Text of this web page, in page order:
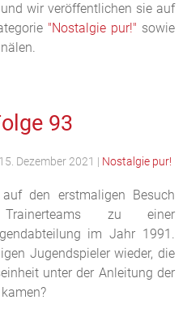
wir veröffentlichen sie auf
"Nostalgie pur!" sowie
93
15. Dezember 2021 | Nostalgie pur!
den erstmaligen Besuch
zu einer
im Jahr 1991.
Jugendspieler wieder, die
unter der Anleitung der